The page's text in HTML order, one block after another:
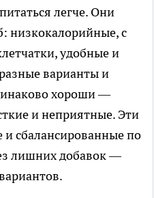
легче. Они
низкокалорийные, с
удобные и
варианты и
хороши —
и неприятные. Эти
сбалансированные по
лишних добавок —